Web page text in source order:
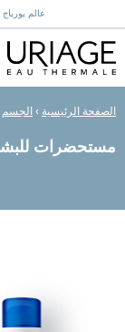
عالم يورياج
الصفحة الرئيسية › الجسم
مستحضرات